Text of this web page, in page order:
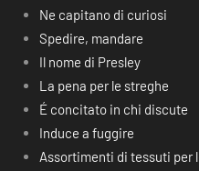
Ne capitano di curiosi
Spedire, mandare
Il nome di Presley
La pena per le streghe
É concitato in chi discute
Induce a fuggire
Assortimenti di tessuti per